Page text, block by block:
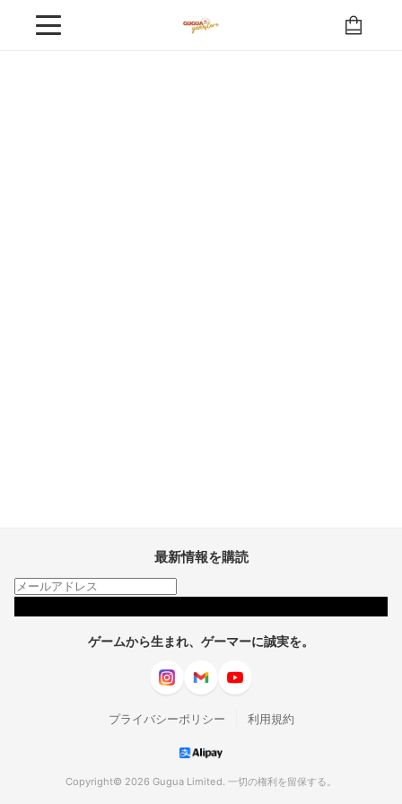
ゲームから生まれ、ゲーマーに誠実を。
プライバシーポリシー 利用規約
Copyright© 2026 Gugua Limited. 一切の権利を留保する。
最新情報を購読